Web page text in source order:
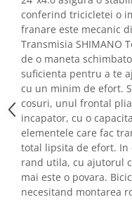
conferind tricicletei o
franare este mecanic
Transmisia SHIMANO
de o maneta
suficienta pentru a te
cu un minim de efort.
cosuri, unul frontal
incapator, cu o
elementele care fac
total lipsita de efort.
rand utila, cu ajutorul
mai este o povara.
necesitand montarea